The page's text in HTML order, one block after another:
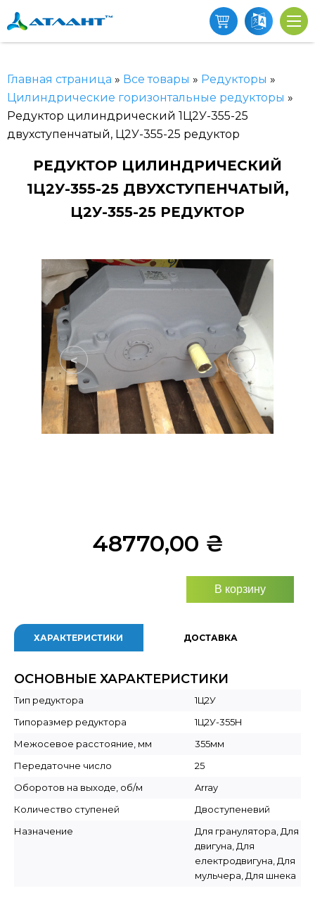
Главная страница » Все товары » Редукторы »
Цилиндрические горизонтальные редукторы »
Редуктор цилиндрический 1Ц2У-355-25
двухступенчатый, Ц2У-355-25 редуктор
РЕДУКТОР ЦИЛИНДРИЧЕСКИЙ
1Ц2У-355-25 ДВУХСТУПЕНЧАТЫЙ,
Ц2У-355-25 РЕДУКТОР
< >
48770,00 ₴
В корзину
ХАРАКТЕРИСТИКИ ДОСТАВКА
ОСНОВНЫЕ ХАРАКТЕРИСТИКИ
Тип редуктора
1Ц2У
Типоразмер редуктора
1Ц2У-355Н
Межосевое расстояние, мм
355мм
Передаточне число
25
Оборотов на выходе, об/м
Array
Количество ступеней
Двоступеневий
Назначение
Для гранулятора, Для
двигуна, Для
електродвигуна, Для
мульчера, Для шнека